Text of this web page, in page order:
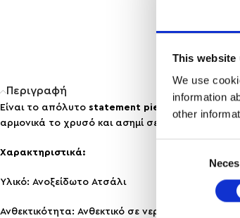
This website
We use
information
other
Περιγραφή
Είναι το απόλυτο statement piece
για
αρμονικά το χρυσό και ασημί σε ένα ξεχωριστό
Χαρακτηριστικά:
Υλικό: Ανοξείδωτο Ατσάλι
Ανθεκτικότητα: Ανθεκτικό σε νερό & άρωμα, δε